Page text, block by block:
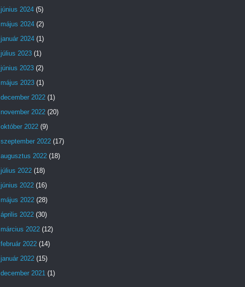
június 2024 (5)
május 2024 (2)
január 2024 (1)
július 2023 (1)
június 2023 (2)
május 2023 (1)
december 2022 (1)
november 2022 (20)
október 2022 (9)
szeptember 2022 (17)
augusztus 2022 (18)
július 2022 (18)
június 2022 (16)
május 2022 (28)
április 2022 (30)
március 2022 (12)
február 2022 (14)
január 2022 (15)
december 2021 (1)